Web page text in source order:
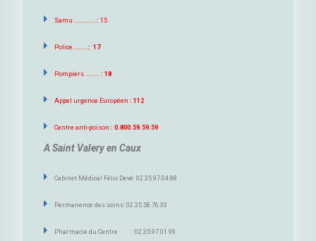
Samu …………… : 15
Police……….. : 17
Pompiers ………. : 18
Appel urgence Européen : 112
Centre anti-poison : 0.800.59.59.59
A Saint Valery en Caux
Cabinet Médical Félix Devé: 02.35.97.04.88
Permanence des soins: 02.35.58.76.33
Pharmacie du Centre : 02.35.97.01.99